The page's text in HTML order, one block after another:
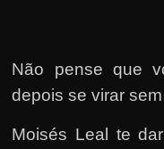
Não pense que
depois se virar
Moisés Leal te